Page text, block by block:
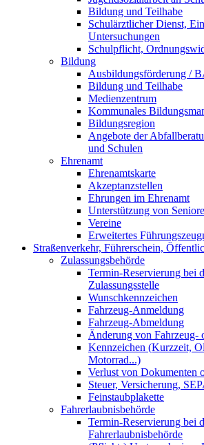
Bildung und Teilhabe
Schulärztlicher Dienst,
Untersuchungen
Schulpflicht,
Bildung
Ausbildungsförderung /
Bildung und Teilhabe
Medienzentrum
Kommunales
Bildungsregion
Angebote der
und Schulen
Ehrenamt
Ehrenamtskarte
Akzeptanzstellen
Ehrungen im Ehrenamt
Unterstützung von
Vereine
Erweitertes
Straßenverkehr, Führerschein,
Zulassungsbehörde
Termin-Reservierung bei
Zulassungsstelle
Wunschkennzeichen
Fahrzeug-Anmeldung
Fahrzeug-Abmeldung
Änderung von Fahrzeug-
Kennzeichen (Kurzzeit,
Motorrad...)
Verlust von Dokumenten
Steuer, Versicherung,
Feinstaubplakette
Fahrerlaubnisbehörde
Termin-Reservierung bei
Fahrerlaubnisbehörde